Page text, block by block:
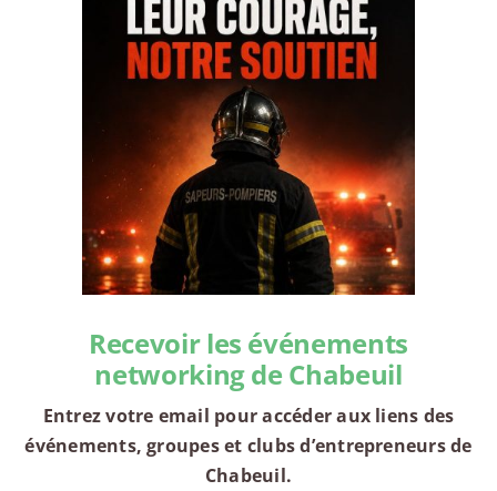
Recevoir les événements
networking de Chabeuil
Entrez votre email pour accéder aux liens des
événements, groupes et clubs d’entrepreneurs de
Chabeuil.